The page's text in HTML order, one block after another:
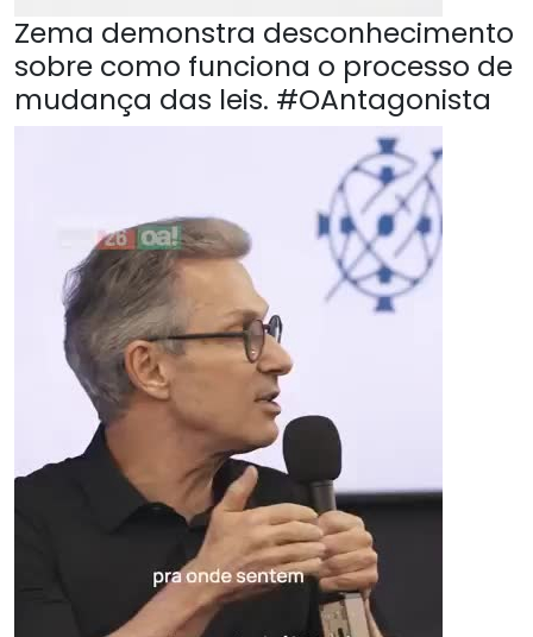
Zema demonstra desconhecimento
sobre como funciona o processo de
mudança das leis. #OAntagonista